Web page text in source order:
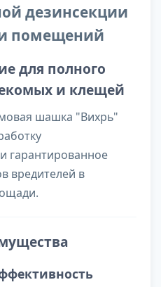
дезинсекции
помещений
для полного
и клещей
шашка "Вихрь"
гарантированное
вредителей в